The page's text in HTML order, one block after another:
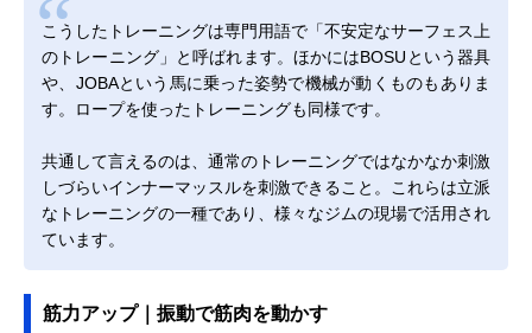
こうしたトレーニングは専門用語で「不安定なサーフェス上
のトレーニング」と呼ばれます。ほかにはBOSUという器具
や、JOBAという馬に乗った姿勢で機械が動くものもありま
す。ロープを使ったトレーニングも同様です。
共通して言えるのは、通常のトレーニングではなかなか刺激
しづらいインナーマッスルを刺激できること。これらは立派
なトレーニングの一種であり、様々なジムの現場で活用され
ています。
筋力アップ｜振動で筋肉を動かす